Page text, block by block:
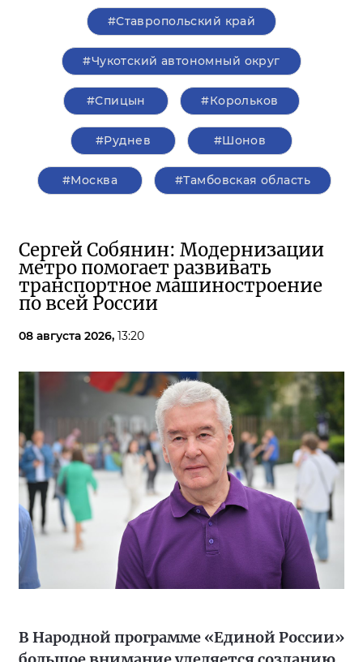
#Ставропольский край
#Чукотский автономный округ
#Спицын #Корольков
#Руднев #Шонов
#Москва #Тамбовская область
Сергей Собянин: Модернизации
метро помогает развивать
транспортное машиностроение
по всей России
08 августа 2026, 13:20
В Народной программе «Единой России»